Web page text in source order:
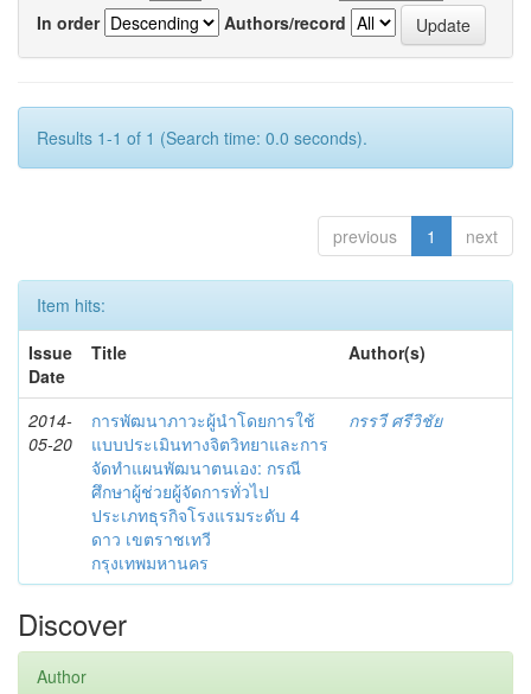
In order
Authors/record
Results 1-1 of 1 (Search time: 0.0 seconds).
previous 1 next
Item hits:
Issue
Date
Title Author(s)
2014-
05-20
การพัฒนาภาวะผู้นำโดยการใช้
แบบประเมินทางจิตวิทยาและการ
จัดทำแผนพัฒนาตนเอง: กรณี
ศึกษาผู้ช่วยผู้จัดการทั่วไป
ประเภทธุรกิจโรงแรมระดับ 4
ดาว เขตราชเทวี
กรุงเทพมหานคร
กรรวี ศรีวิชัย
Discover
Author